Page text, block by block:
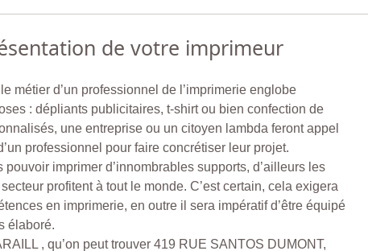
de votre imprimeur
métier d’un professionnel de l’imprimerie englobe
: dépliants publicitaires, t-shirt ou bien confection de
une entreprise ou un citoyen lambda feront appel
professionnel pour faire concrétiser leur projet.
pouvoir imprimer d’innombrables supports, d’ailleurs les
profitent à tout le monde. C’est certain, cela exigera
en imprimerie, en outre il sera impératif d’être équipé
élaboré.
, qu’on peut trouver 419 RUE SANTOS DUMONT,